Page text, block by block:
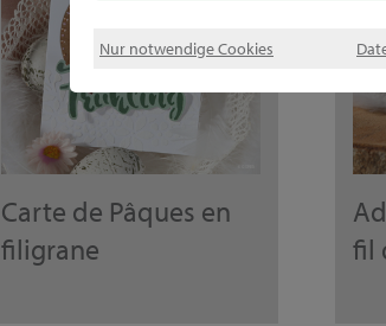
Nur notwendige Cookies
Carte de Pâques en
filigrane
fil